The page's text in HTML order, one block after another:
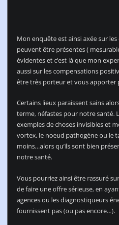
Mon enquête est ainsi axée sur
peuvent être présentes (
évidentes et c’est là que mon
aussi sur les compensations
être très porteur et vous apporter
Certains lieux paraissent sains
terme, néfastes pour notre santé.
exemples de choses invisibles et
vortex, le noeud pathogène ou le
moins…alors qu’ils sont bien
notre santé.
Vous pourriez ainsi être rassuré
de faire une offre sérieuse, en
agences ou les diagnostiqueurs
fournissent pas (ou pas encore…).